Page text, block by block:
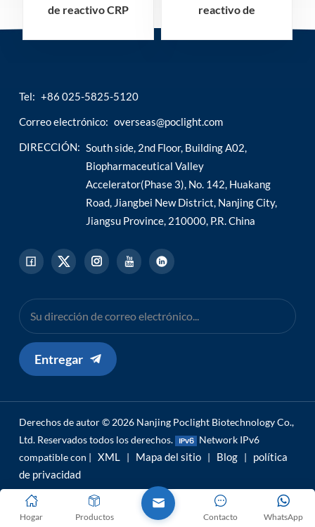
de reactivo CRP
reactivo de
Tel: +86 025-5825-5120
Correo electrónico: overseas@poclight.com
DIRECCIÓN: South side, 2nd Floor, Building A02,
Biopharmaceutical Valley
Accelerator(Phase 3), No. 142, Huakang
Road, Jiangbei New District, Nanjing City,
Jiangsu Province, 210000, P.R. China
Entregar
Derechos de autor © 2026 Nanjing Poclight Biotechnology Co.,
Ltd. Reservados todos los derechos.
Network IPv6
compatible con | XML | Mapa del sitio | Blog |
política
de privacidad
Hogar Productos WhatsApp
Contacto